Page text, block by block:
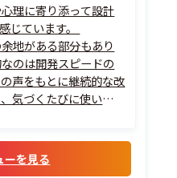
理に寄り添って設計
じています。
地がある部分もあり
のは開発スピードの
声をもとに継続的な改
気づくたびに使いやす
う感覚があり、使いな
です。
ーを見る